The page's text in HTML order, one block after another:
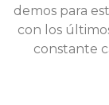
demos para
con los
constante